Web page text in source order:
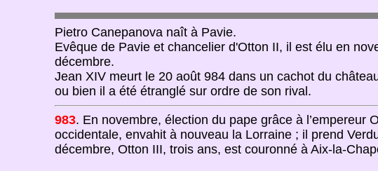
Pietro Canepanova naît à Pavie.
Evêque de Pavie et chancelier d'Otton II, il est élu en
décembre.
Jean XIV meurt le 20 août 984 dans un cachot du
ou bien il a été étranglé sur ordre de son rival.
983. En novembre, élection du pape grâce à l’empereur
occidentale, envahit à nouveau la Lorraine ; il prend
décembre, Otton III, trois ans, est couronné à Aix-la-